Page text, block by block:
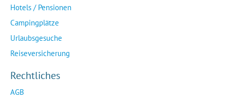
Hotels / Pensionen
Campingplätze
Urlaubsgesuche
Reiseversicherung
Rechtliches
AGB